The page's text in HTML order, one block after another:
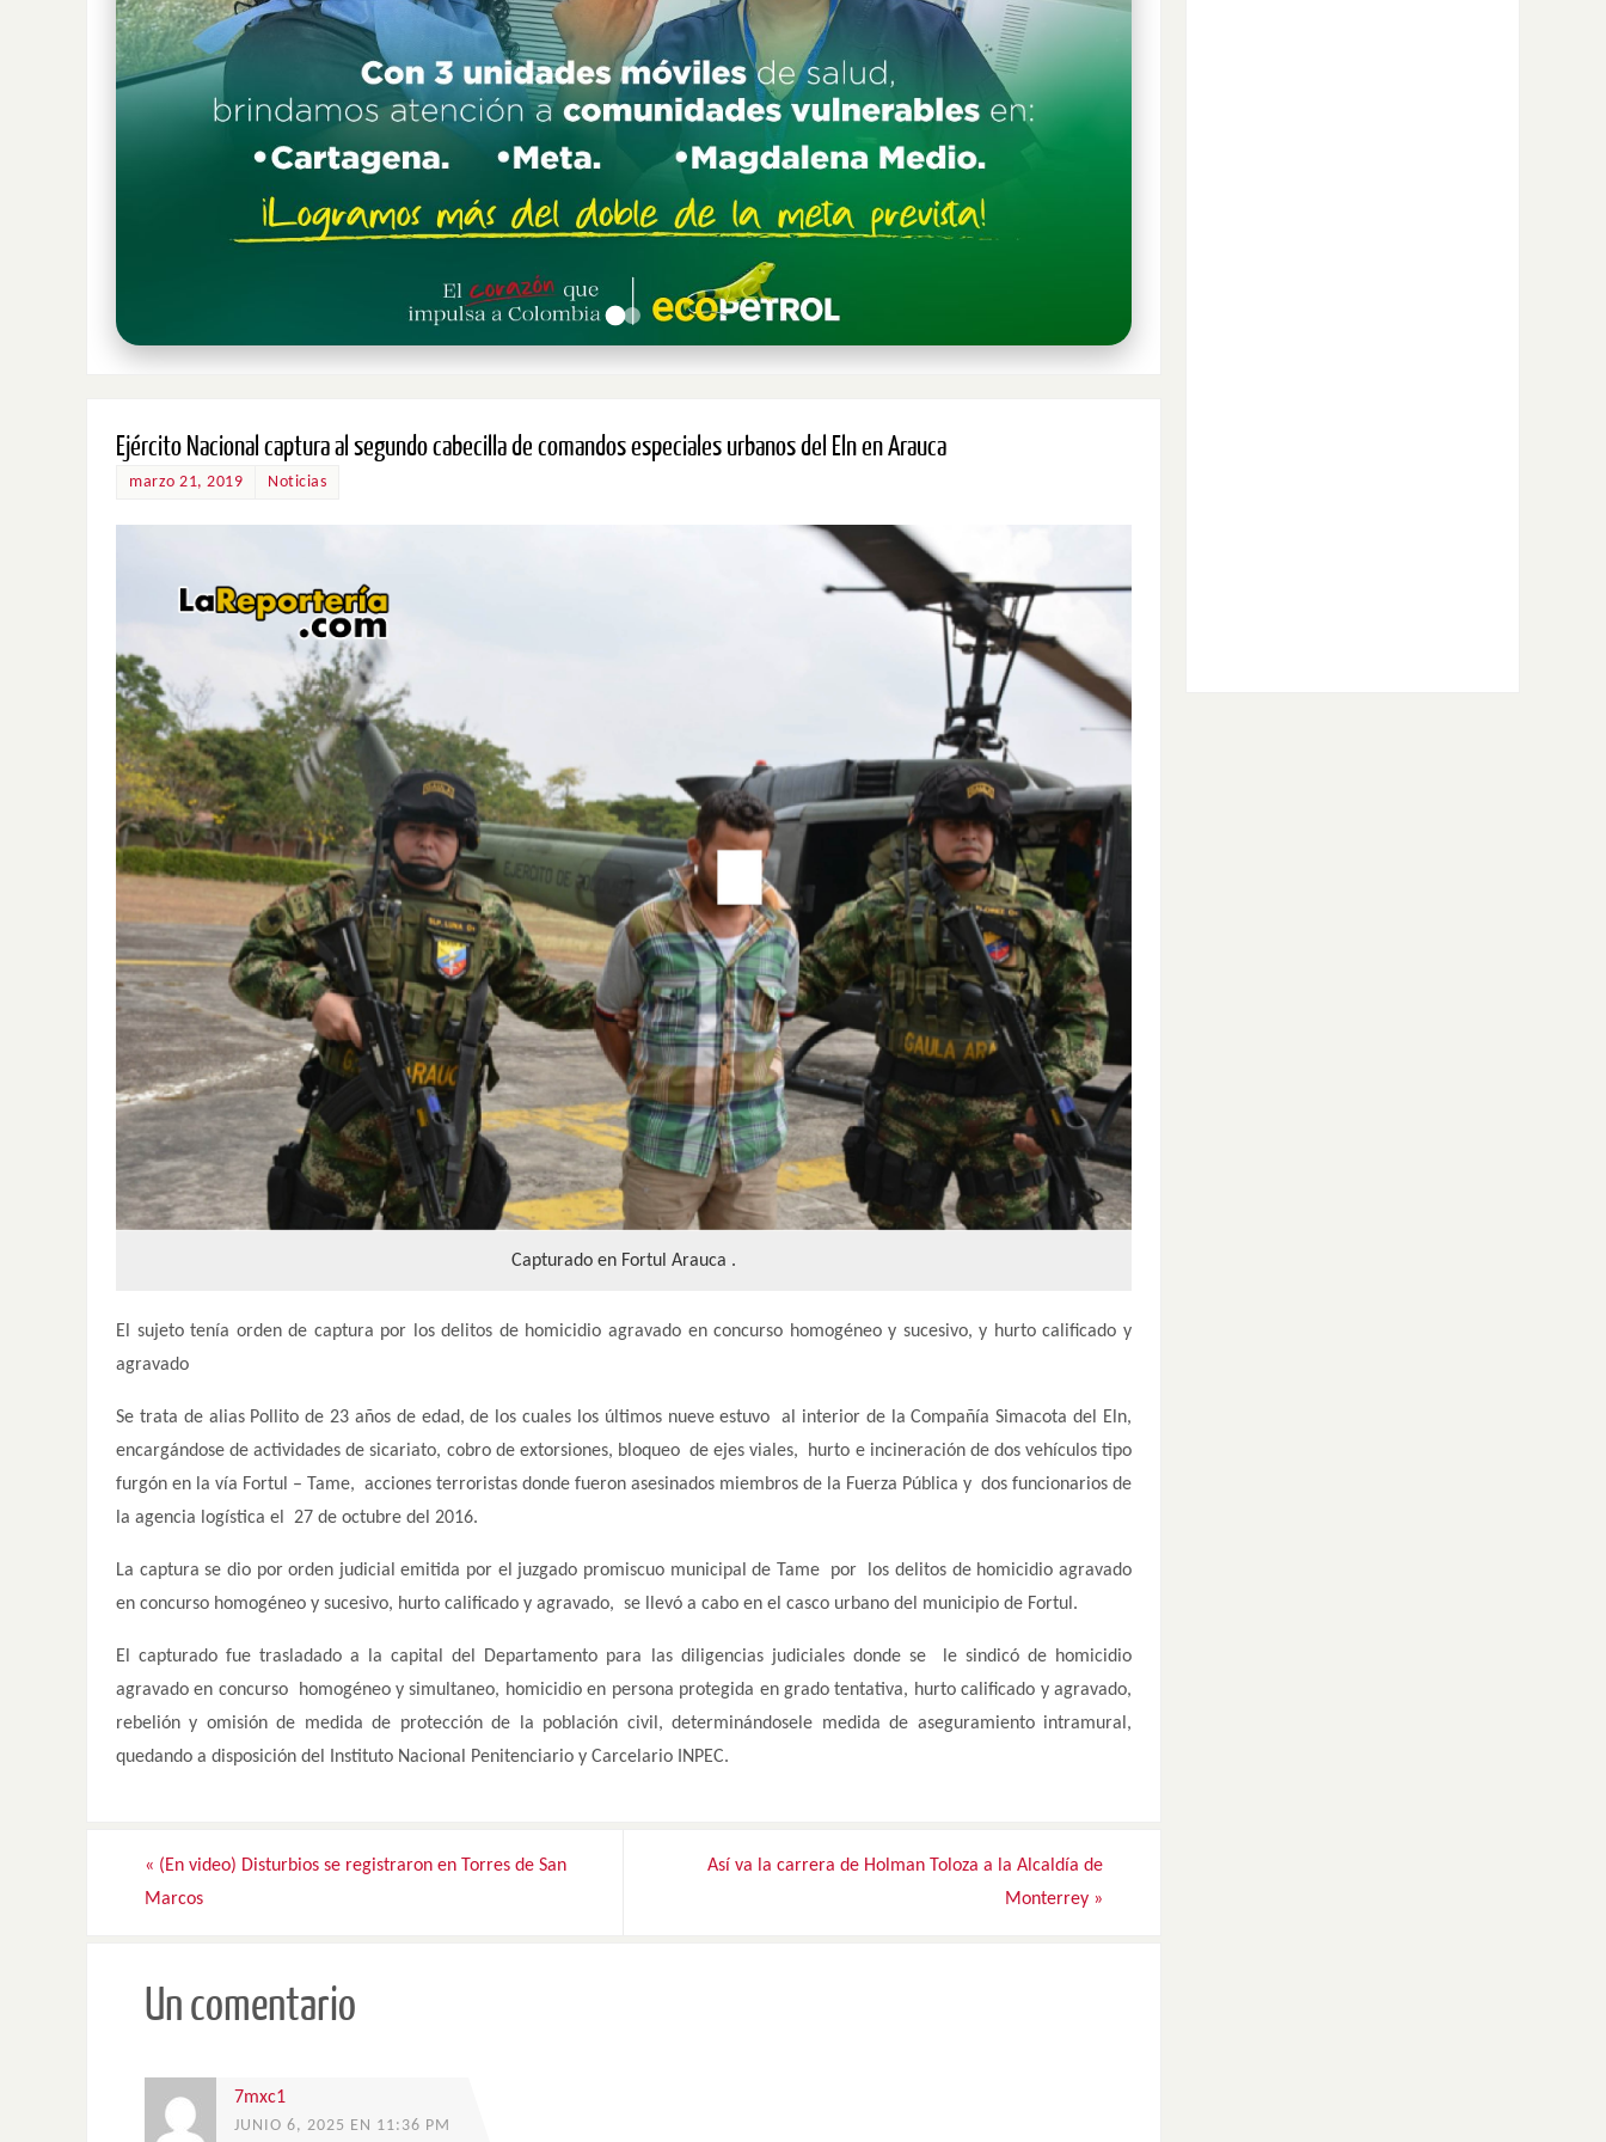
Ejército Nacional captura al segundo cabecilla de comandos especiales urbanos del Eln en Arauca
marzo 21, 2019 Noticias
Capturado en Fortul Arauca .
El sujeto tenía orden de captura por los delitos de homicidio agravado en concurso homogéneo y sucesivo, y hurto calificado y
agravado
Se trata de alias Pollito de 23 años de edad, de los cuales los últimos nueve estuvo al interior de la Compañía Simacota del Eln,
encargándose de actividades de sicariato, cobro de extorsiones, bloqueo de ejes viales, hurto e incineración de dos vehículos tipo
furgón en la vía Fortul – Tame, acciones terroristas donde fueron asesinados miembros de la Fuerza Pública y dos funcionarios de
la agencia logística el 27 de octubre del 2016.
La captura se dio por orden judicial emitida por el juzgado promiscuo municipal de Tame por los delitos de homicidio agravado
en concurso homogéneo y sucesivo, hurto calificado y agravado, se llevó a cabo en el casco urbano del municipio de Fortul.
El capturado fue trasladado a la capital del Departamento para las diligencias judiciales donde se le sindicó de homicidio
agravado en concurso homogéneo y simultaneo, homicidio en persona protegida en grado tentativa, hurto calificado y agravado,
rebelión y omisión de medida de protección de la población civil, determinándosele medida de aseguramiento intramural,
quedando a disposición del Instituto Nacional Penitenciario y Carcelario INPEC.
« (En video) Disturbios se registraron en Torres de San
Marcos
Así va la carrera de Holman Toloza a la Alcaldía de
Monterrey »
Un comentario
7mxc1
JUNIO 6, 2025 EN 11:36 PM